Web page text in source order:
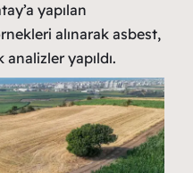
yapılan
alınarak asbest,
yapıldı.